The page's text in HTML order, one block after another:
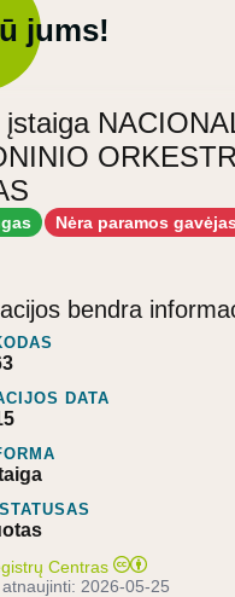
jums!
įstaiga
Nėra paramos gavėjas
bendra
DATA
Centras
2026-05-25